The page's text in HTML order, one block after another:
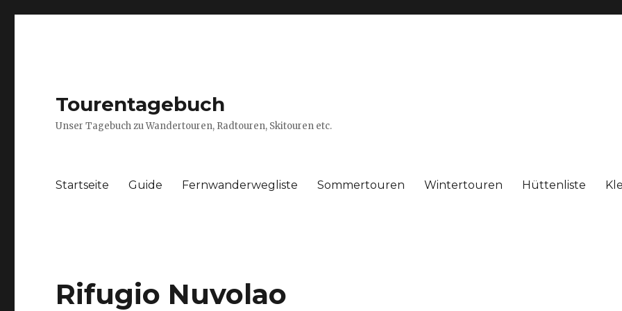
Tourentagebuch
Unser Tagebuch zu Wandertouren, Radtouren, Skitouren etc.
Startseite Guide Fernwanderwegliste Sommertouren Wintertouren Hüttenliste
Rifugio Nuvolao